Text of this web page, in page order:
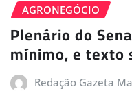
AGRONEGÓCIO
Plenário do
mínimo, e texto
Redação Gazeta